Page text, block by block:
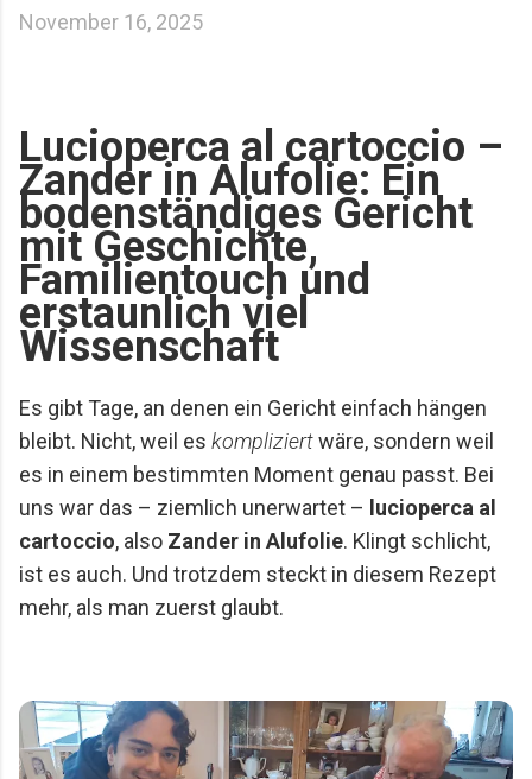
ehrliche Produkte und diese seltenen Abende, die
achten darauf, dass unsere gemeinsamen
Restaurantbesuche etwas Besonderes bleiben.
Keine beliebigen Reservierungen ...
November 16, 2025
Lucioperca al cartoccio –
Zander in Alufolie: Ein
bodenständiges Gericht
mit Geschichte,
Familientouch und
erstaunlich viel
Wissenschaft
Es gibt Tage, an denen ein Gericht einfach hängen
bleibt. Nicht, weil es kompliziertwäre, sondern weil
es in einem bestimmten Moment genau passt. Bei
uns war das – ziemlich unerwartet – lucioperca al
cartoccio, also Zander in Alufolie. Klingt schlicht,
ist es auch. Und trotzdem steckt in diesem Rezept
mehr, als man zuerst glaubt.